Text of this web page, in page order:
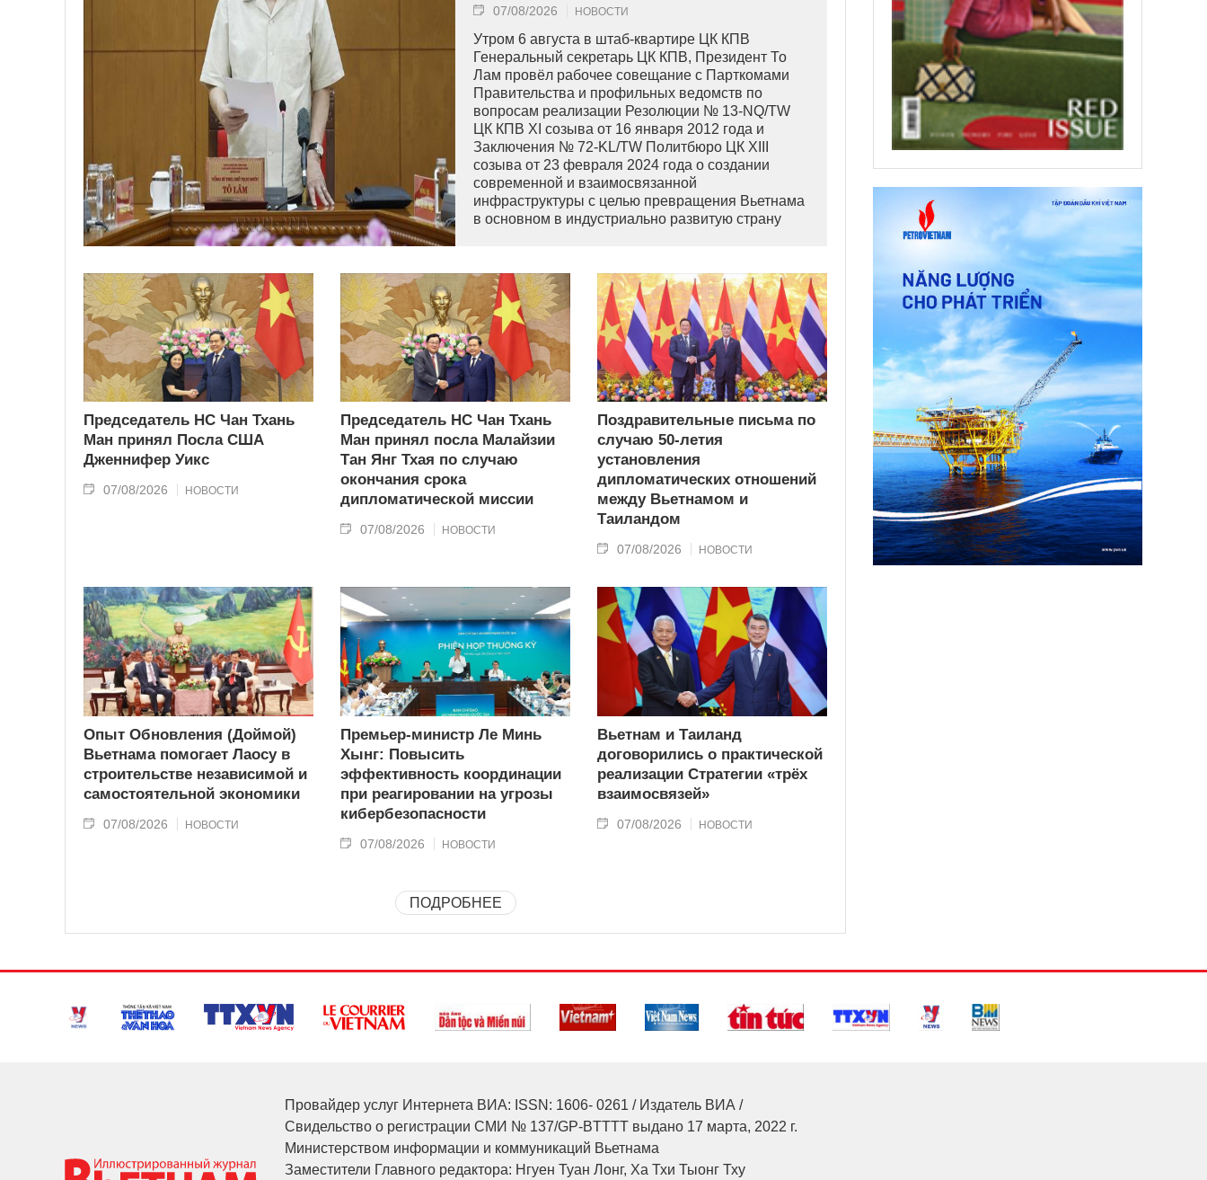
07/08/2026 НОВОСТИ
Утром 6 августа в штаб-квартире ЦК КПВ
Генеральный секретарь ЦК КПВ, Президент То
Лам провёл рабочее совещание с Парткомами
Правительства и профильных ведомств по
вопросам реализации Резолюции № 13-NQ/TW
ЦК КПВ XI созыва от 16 января 2012 года и
Заключения № 72-KL/TW Политбюро ЦК XIII
созыва от 23 февраля 2024 года о создании
современной и взаимосвязанной
инфраструктуры с целью превращения Вьетнама
в основном в индустриально развитую страну
Председатель НС Чан Тхань
Ман принял Посла США
Дженнифер Уикс
07/08/2026 НОВОСТИ
Председатель НС Чан Тхань
Ман принял посла Малайзии
Тан Янг Тхая по случаю
окончания срока
дипломатической миссии
07/08/2026 НОВОСТИ
Поздравительные письма по
случаю 50-летия
установления
дипломатических отношений
между Вьетнамом и
Таиландом
07/08/2026 НОВОСТИ
Опыт Обновления (Доймой)
Вьетнама помогает Лаосу в
строительстве независимой и
самостоятельной экономики
07/08/2026 НОВОСТИ
Премьер-министр Ле Минь
Хынг: Повысить
эффективность координации
при реагировании на угрозы
кибербезопасности
07/08/2026 НОВОСТИ
Вьетнам и Таиланд
договорились о практической
реализации Стратегии «трёх
взаимосвязей»
07/08/2026 НОВОСТИ
ПОДРОБНЕЕ
Провайдер услуг Интернета ВИА: ISSN: 1606- 0261 / Издатель ВИА /
Свидельство о регистрации СМИ № 137/GP-BTTTT выдано 17 марта, 2022 г.
Министерством информации и коммуникаций Вьетнама
Заместители Главного редактора: Нгуен Туан Лонг, Ха Тхи Тыонг Тху